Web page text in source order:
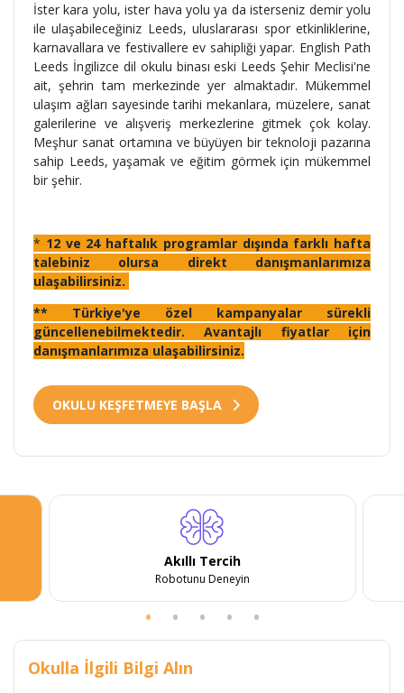
İster kara yolu, ister hava yolu ya da isterseniz demir yolu
ile ulaşabileceğiniz Leeds, uluslararası spor etkinliklerine,
karnavallara ve festivallere ev sahipliği yapar. English Path
Leeds İngilizce dil okulu binası eski Leeds Şehir Meclisi'ne
ait, şehrin tam merkezinde yer almaktadır. Mükemmel
ulaşım ağları sayesinde tarihi mekanlara, müzelere, sanat
galerilerine ve alışveriş merkezlerine gitmek çok kolay.
Meşhur sanat ortamına ve büyüyen bir teknoloji pazarına
sahip Leeds, yaşamak ve eğitim görmek için mükemmel
bir şehir.
* 12 ve 24 haftalık programlar dışında farklı hafta
talebiniz olursa direkt danışmanlarımıza
ulaşabilirsiniz.
** Türkiye'ye özel kampanyalar sürekli
güncellenebilmektedir. Avantajlı fiyatlar için
danışmanlarımıza ulaşabilirsiniz.
OKULU KEŞFETMEYE BAŞLA
Akıllı Tercih
Robotunu Deneyin
Okulla İlgili Bilgi Alın